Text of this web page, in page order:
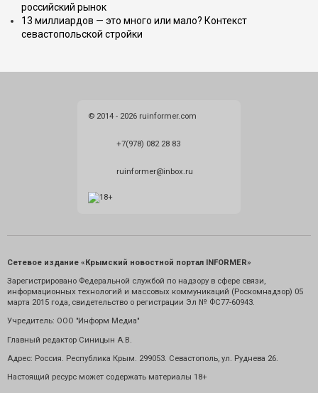
российский рынок
13 миллиардов — это много или мало? Контекст
севастопольской стройки
© 2014 - 2026 ruinformer.com
+7(978) 082 28 83
ruinformer@inbox.ru
Сетевое издание «Крымский новостной портал INFORMER»
Зарегистрировано Федеральной службой по надзору в сфере связи,
информационных технологий и массовых коммуникаций (Роскомнадзор) 05
марта 2015 года, свидетельство о регистрации Эл № ФС77-60943.
Учредитель: ООО "Информ Медиа"
Главный редактор Синицын А.В.
Адрес: Россия. Республика Крым. 299053. Севастополь, ул. Руднева 26.
Настоящий ресурс может содержать материалы 18+